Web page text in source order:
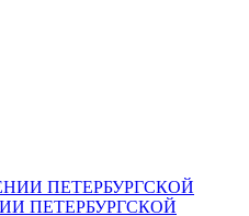
ПЕТЕРБУРГСКОЙ